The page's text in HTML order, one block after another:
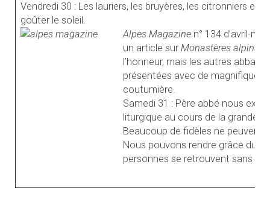
Vendredi 30 : Les lauriers, les bruyères, les citronniers
goûter le soleil.
Alpes Magazine n° 134 d’avril-
un article sur Monastères alpins,
l’honneur, mais les autres
présentées avec de
coutumière.
Samedi 31 : Père abbé nous
liturgique au cours de la grande
Beaucoup de fidèles ne peuvent
Nous pouvons rendre grâce du
personnes se retrouvent sans